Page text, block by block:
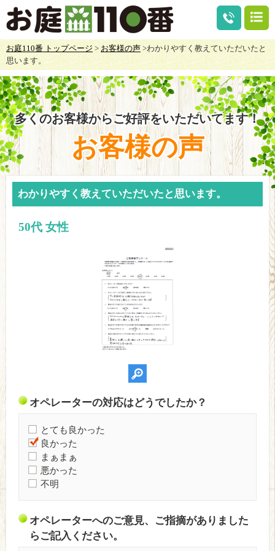
お庭110番 トップページ >お客様の声>わかりやすく教えていただいたと
思います。
多くのお客様からご好評をいただいてます！
お客様の声
わかりやすく教えていただいたと思います。
50代 女性
オペレーターの対応はどうでしたか？
とても良かった
良かった
まぁまぁ
悪かった
不明
オペレーターへのご意見、ご指摘がありました
らご記入ください。